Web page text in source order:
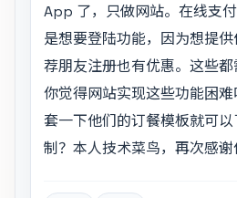
App 了，只做网站。在线支
是想要登陆功能，因为想提
荐朋友注册也有优惠。这些都
你觉得网站实现这些功能困
套一下他们的订餐模板就可
制？本人技术菜鸟，再次感谢